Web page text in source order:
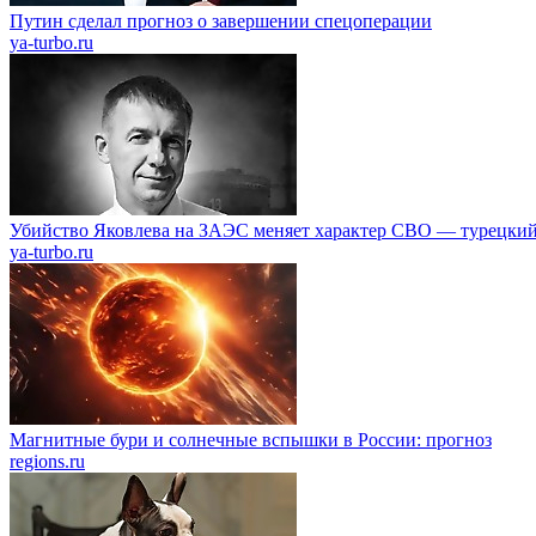
Путин сделал прогноз о завершении спецоперации
ya-turbo.ru
Убийство Яковлева на ЗАЭС меняет характер СВО —
ya-turbo.ru
Магнитные бури и солнечные вспышки в России: прогноз
regions.ru